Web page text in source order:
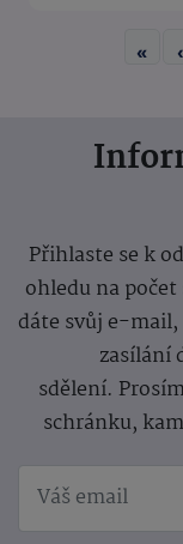
« ‹
Přihlaste se k
ohledu na
dáte svůj e-
zasílání
sdělení.
schránku,